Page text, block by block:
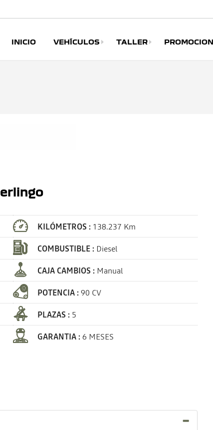
INICIO VEHÍCULOS TALLER
KILÓMETROS : 138.237 Km
COMBUSTIBLE : Diesel
CAJA CAMBIOS : Manual
POTENCIA :90 CV
PLAZAS : 5
GARANTIA :6 MESES